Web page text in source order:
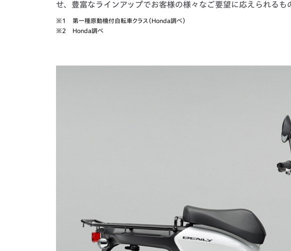
せ、豊富なラインアップでお客様の様々なご要望に応えられるも
※1
第一種原動機付自転車クラス（Honda調べ）
※2
Honda調べ